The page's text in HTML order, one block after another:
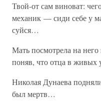
Твой-от сам виноват:
механик — сиди себе у
суйся…
Мать посмотрела на
поняв, что отца в живых
Николая Дунаева
был мертв…